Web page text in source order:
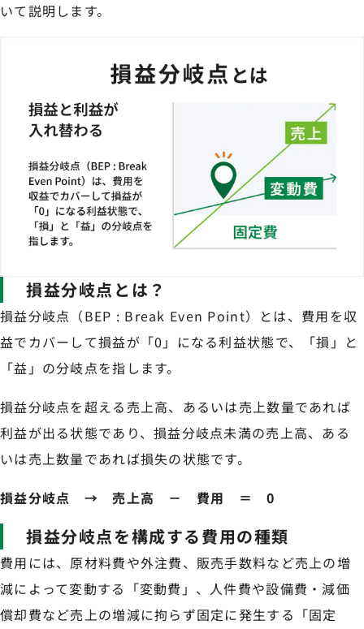
いて説明します。
損益分岐点とは？
損益分岐点（BEP : Break Even Point）とは、費用を収
益でカバーして損益が「0」になる利益状態で、「損」と
「益」の分岐点を指します。
損益分岐点を超える売上高、あるいは売上数量であれば
利益が出る状態であり、損益分岐点未満の売上高、ある
いは売上数量であれば損失の状態です。
損益分岐点 → 売上高 － 費用 ＝ 0
損益分岐点を構成する費用の種類
費用には、原材料費や外注費、販売手数料など売上の増
減によって変動する「変動費」、人件費や設備費・減価
償却費など売上の増減に拘らず固定に発生する「固定